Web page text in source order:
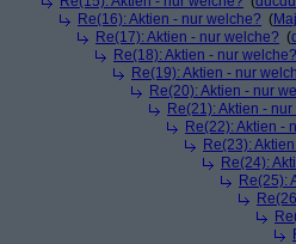
Re(16): Aktien - nur welche? (
Re(17): Aktien - nur welche? (
Re(18): Aktien - nur welche?
Re(19): Aktien - nur
Re(20): Aktien - nur
Re(21): Aktien -
Re(22): Aktien -
Re(23):
Re(24):
Re(25):